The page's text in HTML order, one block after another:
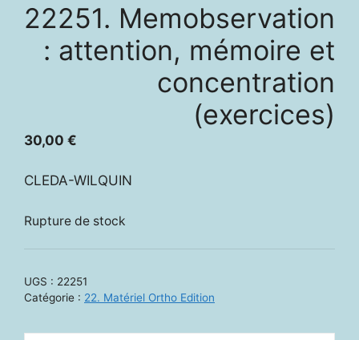
22251. Memobservation
: attention, mémoire et
concentration
(exercices)
30,00 €
CLEDA-WILQUIN
Rupture de stock
UGS : 22251
Catégorie : 22. Matériel Ortho Edition